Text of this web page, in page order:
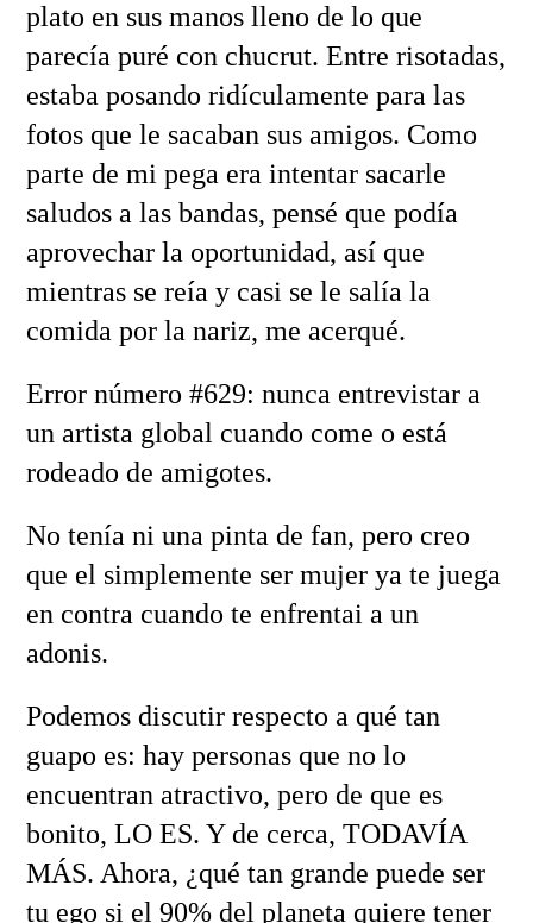
plato en sus manos lleno de lo que
parecía puré con chucrut. Entre risotadas,
estaba posando ridículamente para las
fotos que le sacaban sus amigos. Como
parte de mi pega era intentar sacarle
saludos a las bandas, pensé que podía
aprovechar la oportunidad, así que
mientras se reía y casi se le salía la
comida por la nariz, me acerqué.
Error número #629: nunca entrevistar a
un artista global cuando come o está
rodeado de amigotes.
No tenía ni una pinta de fan, pero creo
que el simplemente ser mujer ya te juega
en contra cuando te enfrentai a un
adonis.
Podemos discutir respecto a qué tan
guapo es: hay personas que no lo
encuentran atractivo, pero de que es
bonito, LO ES. Y de cerca, TODAVÍA
MÁS. Ahora, ¿qué tan grande puede ser
tu ego si el 90% del planeta quiere tener